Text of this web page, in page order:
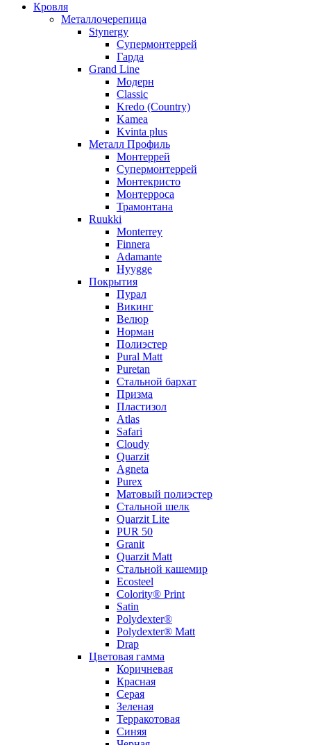
Кровля
Металлочерепица
Stynergy
Супермонтеррей
Гарда
Grand Line
Модерн
Classic
Kredo (Country)
Kamea
Kvinta plus
Металл Профиль
Монтеррей
Супермонтеррей
Монтекристо
Монтерроса
Трамонтана
Ruukki
Monterrey
Finnera
Adamante
Hyygge
Покрытия
Пурал
Викинг
Велюр
Норман
Полиэстер
Pural Matt
Puretan
Стальной бархат
Призма
Пластизол
Atlas
Safari
Cloudy
Quarzit
Agneta
Purex
Матовый полиэстер
Стальной шелк
Quarzit Lite
PUR 50
Granit
Quarzit Matt
Стальной кашемир
Ecosteel
Colority® Print
Satin
Polydexter®
Polydexter® Matt
Drap
Цветовая гамма
Коричневая
Красная
Серая
Зеленая
Терракотовая
Синяя